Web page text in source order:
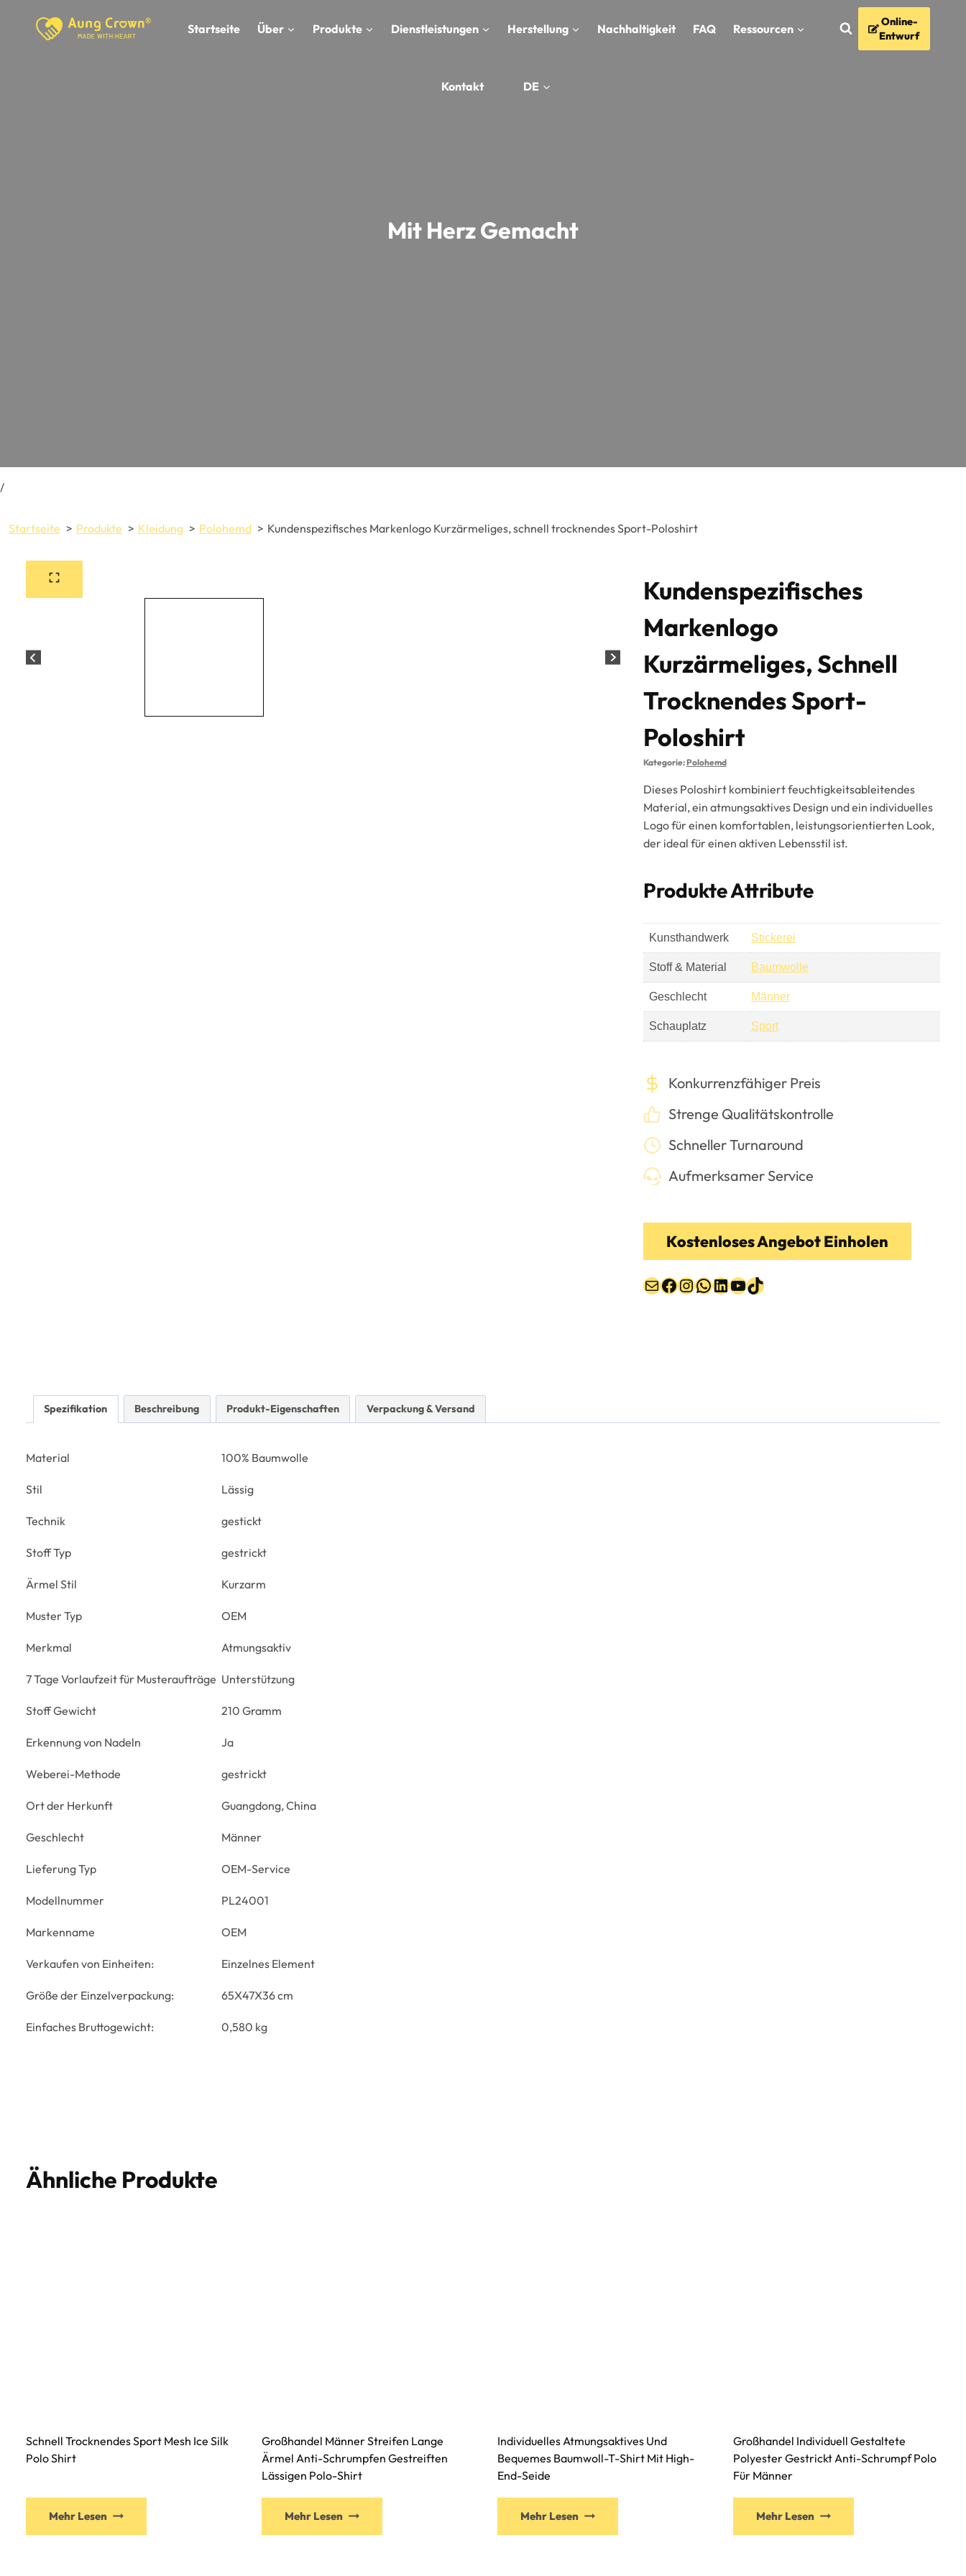
Startseite Über Produkte Dienstleistungen Herstellung Nachhaltigkeit FAQ Ressourcen
Kontakt DE
Online-
Entwurf
Mit Herz Gemacht
/
Startseite Produkte Kleidung Polohemd Kundenspezifisches Markenlogo Kurzärmeliges, schnell trocknendes Sport-Poloshirt
Kundenspezifisches
Markenlogo
Kurzärmeliges, Schnell
Trocknendes Sport-
Poloshirt
Kategorie:Polohemd
Dieses Poloshirt kombiniert feuchtigkeitsableitendes
Material, ein atmungsaktives Design und ein individuelles
Logo für einen komfortablen, leistungsorientierten Look,
der ideal für einen aktiven Lebensstil ist.
Produkte Attribute
Kunsthandwerk Stickerei
Stoff & Material Baumwolle
Geschlecht Männer
Schauplatz Sport
Konkurrenzfähiger Preis
Strenge Qualitätskontrolle
Schneller Turnaround
Aufmerksamer Service
Kostenloses Angebot Einholen
PostFacebook
Instagram
WhatsApp
LinkedIn
YouTube
TikTok
Spezifikation Beschreibung Produkt-Eigenschaften Verpackung & Versand
Material 100% Baumwolle
Stil Lässig
Technik gestickt
Stoff Typ gestrickt
Ärmel Stil Kurzarm
Muster Typ OEM
Merkmal Atmungsaktiv
7 Tage Vorlaufzeit für Musteraufträge Unterstützung
Stoff Gewicht 210 Gramm
Erkennung von Nadeln Ja
Weberei-Methode gestrickt
Ort der Herkunft Guangdong, China
Geschlecht Männer
Lieferung Typ OEM-Service
Modellnummer PL24001
Markenname OEM
Verkaufen von Einheiten: Einzelnes Element
Größe der Einzelverpackung: 65X47X36 cm
Einfaches Bruttogewicht: 0,580 kg
Ähnliche Produkte
Schnell Trocknendes Sport Mesh Ice Silk
Polo Shirt
Mehr Lesen
Großhandel Männer Streifen Lange
Ärmel Anti-Schrumpfen Gestreiften
Lässigen Polo-Shirt
Mehr Lesen
Individuelles Atmungsaktives Und
Bequemes Baumwoll-T-Shirt Mit High-
End-Seide
Mehr Lesen
Großhandel Individuell Gestaltete
Polyester Gestrickt Anti-Schrumpf Polo
Für Männer
Mehr Lesen